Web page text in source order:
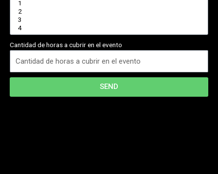
Cantidad de horas a cubrir en el evento
SEND